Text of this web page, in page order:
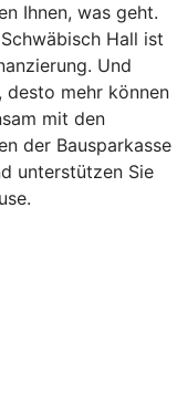
Ihnen, was geht.
Hall ist
Und
desto mehr können
mit den
der Bausparkasse
unterstützen Sie